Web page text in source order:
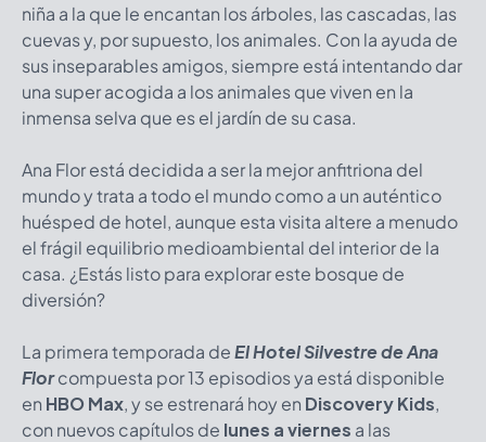
niña a la que le encantan los árboles, las cascadas, las
cuevas y, por supuesto, los animales. Con la ayuda de
sus inseparables amigos, siempre está intentando dar
una super acogida a los animales que viven en la
inmensa selva que es el jardín de su casa.
Ana Flor está decidida a ser la mejor anfitriona del
mundo y trata a todo el mundo como a un auténtico
huésped de hotel, aunque esta visita altere a menudo
el frágil equilibrio medioambiental del interior de la
casa. ¿Estás listo para explorar este bosque de
diversión?
La primera temporada deEl Hotel Silvestre de Ana
Florcompuesta por 13 episodios ya está disponible
en HBO Max, y se estrenará hoy en Discovery Kids,
con nuevos capítulos de lunes a viernes a las